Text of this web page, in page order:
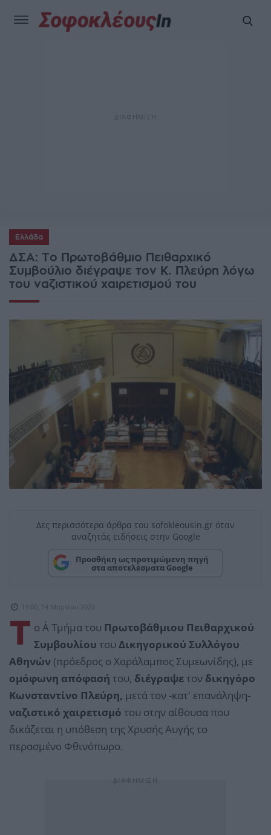
Ελλάδα
ΔΣΑ: Το Πρωτοβάθμιο Πειθαρχικό
Συμβούλιο διέγραψε τον Κ. Πλεύρη λόγω
του ναζιστικού χαιρετισμού του
Δες περισσότερα άρθρα του sofokleousin.gr όταν
αναζητάς ειδήσεις στην Google
Προσθήκη ως προτιμώμενη πηγή
στα αποτελέσματα Google
13:00, 14 Μαρτίου 2023
Τ ο Α΄ Τμήμα του Πρωτοβάθμιου Πειθαρχικού
Συμβουλίου του Δικηγορικού Συλλόγου
Αθηνών (πρόεδρος ο Χαράλαμπος Συμεωνίδης), με
ομόφωνη απόφασή του, διέγραψετον δικηγόρο
Κωνσταντίνο Πλεύρη, μετά τον -κατ' επανάληψη-
ναζιστικό χαιρετισμό του στην αίθουσα που
δικάζεται η υπόθεση της Χρυσής Αυγής το
περασμένο Φθινόπωρο.